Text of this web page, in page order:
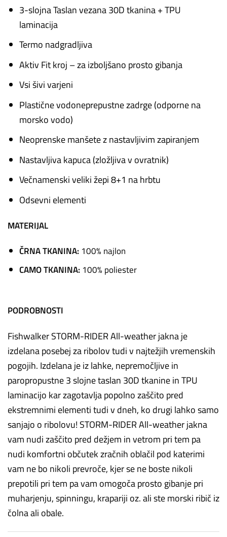
3-slojna Taslan vezana 30D tkanina + TPU
laminacija
Termo nadgradljiva
Aktiv Fit kroj – za izboljšano prosto gibanja
Vsi šivi varjeni
Plastične vodoneprepustne zadrge (odporne na
morsko vodo)
Neoprenske manšete z nastavljivim zapiranjem
Nastavljiva kapuca (zložljiva v ovratnik)
Večnamenski veliki žepi 8+1 na hrbtu
Odsevni elementi
MATERIJAL
ČRNA TKANINA: 100% najlon
CAMO TKANINA: 100% poliester
PODROBNOSTI
Fishwalker STORM-RIDER All-weather jakna je
izdelana posebej za ribolov tudi v najtežjih vremenskih
pogojih. Izdelana je iz lahke, nepremočljive in
paropropustne 3 slojne taslan 30D tkanine in TPU
laminacijo kar zagotavlja popolno zaščito pred
ekstremnimi elementi tudi v dneh, ko drugi lahko samo
sanjajo o ribolovu! STORM-RIDER All-weather jakna
vam nudi zaščito pred dežjem in vetrom pri tem pa
nudi komfortni občutek zračnih oblačil pod katerimi
vam ne bo nikoli prevroče, kjer se ne boste nikoli
prepotili pri tem pa vam omogoča prosto gibanje pri
muharjenju, spinningu, krapariji oz. ali ste morski ribič iz
čolna ali obale.